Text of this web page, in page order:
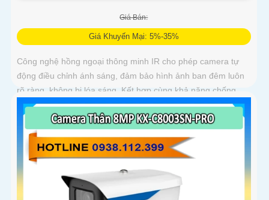
Giá Bán:
Giá Khuyến Mại: 5%-35%
Công nghệ hồng ngoại thông minh IR cho phép camera tự
động điều chỉnh ánh sáng, đảm bảo hình ảnh ban đêm luôn
rõ ràng, không bị lóa sáng. Kết hợp cùng khả năng chống
ngược sáng (DWDR) và giảm nhiễu (3DNR), hình ảnh thu
được luôn mượt mà, màu sắc chân thực và chi tiết rõ nét,
ngay cả trong môi trường ánh sáng yếu hoặc ánh sáng phức
tạp như ngược sáng hoặc chói nắng